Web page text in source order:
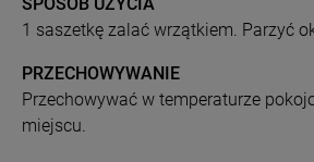
1 saszetkę zalać wrzątkiem. Parzyć
PRZECHOWYWANIE
Przechowywać w temperaturze
miejscu.